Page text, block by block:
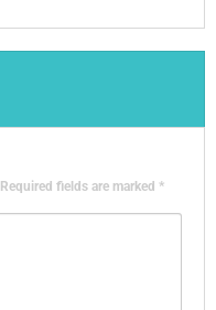
Required fields are marked *